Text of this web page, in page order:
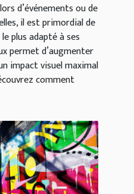
d’événements ou de
il est primordial de
plus adapté à ses
permet d’augmenter
impact visuel maximal
comment